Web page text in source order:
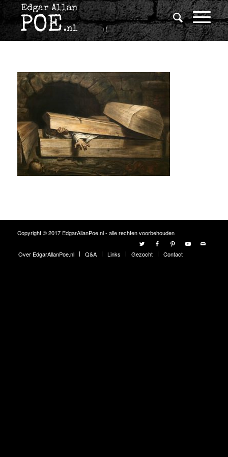
Copyright © 2017 EdgarAllanPoe.nl - alle rechten voorbehouden
Over EdgarAllanPoe.nl Q&A Links Gezocht Contact